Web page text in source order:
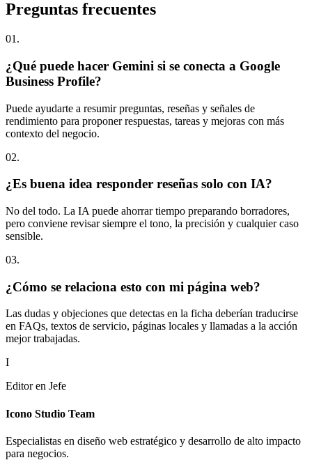
Preguntas frecuentes
01 .
¿Qué puede hacer Gemini si se conecta a Google
Business Profile?
Puede ayudarte a resumir preguntas, reseñas y señales de
rendimiento para proponer respuestas, tareas y mejoras con más
contexto del negocio.
02.
¿Es buena idea responder reseñas solo con IA?
No del todo. La IA puede ahorrar tiempo preparando borradores,
pero conviene revisar siempre el tono, la precisión y cualquier caso
sensible.
03.
¿Cómo se relaciona esto con mi página web?
Las dudas y objeciones que detectas en la ficha deberían traducirse
en FAQs, textos de servicio, páginas locales y llamadas a la acción
mejor trabajadas.
I
Editor en Jefe
Icono Studio Team
Especialistas en diseño web estratégico y desarrollo de alto impacto
para negocios.